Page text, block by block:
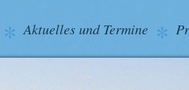
Aktuelles und Termine